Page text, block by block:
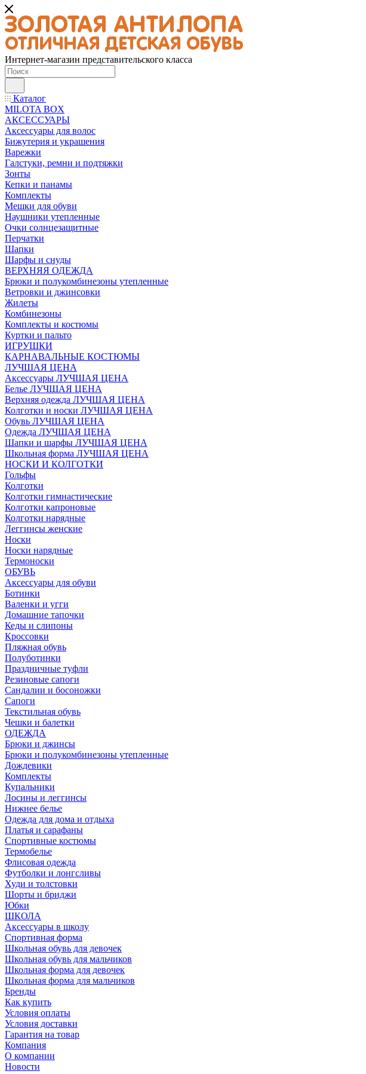
Интернет-магазин представительского класса
Каталог
MILOTA BOX
АКСЕССУАРЫ
Аксессуары для волос
Бижутерия и украшения
Варежки
Галстуки, ремни и подтяжки
Зонты
Кепки и панамы
Комплекты
Мешки для обуви
Наушники утепленные
Очки солнцезащитные
Перчатки
Шапки
Шарфы и снуды
ВЕРХНЯЯ ОДЕЖДА
Брюки и полукомбинезоны утепленные
Ветровки и джинсовки
Жилеты
Комбинезоны
Комплекты и костюмы
Куртки и пальто
ИГРУШКИ
КАРНАВАЛЬНЫЕ КОСТЮМЫ
ЛУЧШАЯ ЦЕНА
Аксессуары ЛУЧШАЯ ЦЕНА
Белье ЛУЧШАЯ ЦЕНА
Верхняя одежда ЛУЧШАЯ ЦЕНА
Колготки и носки ЛУЧШАЯ ЦЕНА
Обувь ЛУЧШАЯ ЦЕНА
Одежда ЛУЧШАЯ ЦЕНА
Шапки и шарфы ЛУЧШАЯ ЦЕНА
Школьная форма ЛУЧШАЯ ЦЕНА
НОСКИ И КОЛГОТКИ
Гольфы
Колготки
Колготки гимнастические
Колготки капроновые
Колготки нарядные
Леггинсы женские
Носки
Носки нарядные
Термоноски
ОБУВЬ
Аксессуары для обуви
Ботинки
Валенки и угги
Домашние тапочки
Кеды и слипоны
Кроссовки
Пляжная обувь
Полуботинки
Праздничные туфли
Резиновые сапоги
Сандалии и босоножки
Сапоги
Текстильная обувь
Чешки и балетки
ОДЕЖДА
Брюки и джинсы
Брюки и полукомбинезоны утепленные
Дождевики
Комплекты
Купальники
Лосины и леггинсы
Нижнее белье
Одежда для дома и отдыха
Платья и сарафаны
Спортивные костюмы
Термобелье
Флисовая одежда
Футболки и лонгсливы
Худи и толстовки
Шорты и бриджи
Юбки
ШКОЛА
Аксессуары в школу
Спортивная форма
Школьная обувь для девочек
Школьная обувь для мальчиков
Школьная форма для девочек
Школьная форма для мальчиков
Бренды
Как купить
Условия оплаты
Условия доставки
Гарантия на товар
Компания
О компании
Новости